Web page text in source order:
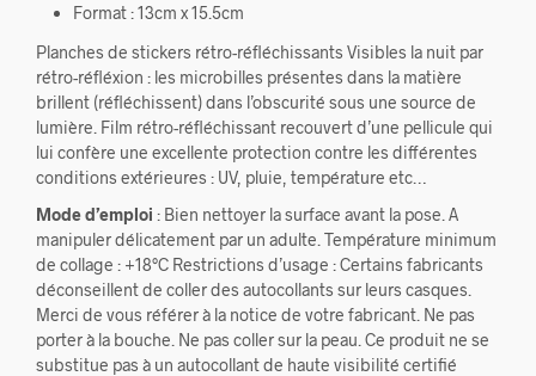
Format : 13cm x 15.5cm
Planches de stickers rétro-réfléchissants Visibles la nuit par
rétro-réfléxion : les microbilles présentes dans la matière
brillent (réfléchissent) dans l’obscurité sous une source de
lumière. Film rétro-réfléchissant recouvert d’une pellicule qui
lui confère une excellente protection contre les différentes
conditions extérieures : UV, pluie, température etc…
Mode d’emploi : Bien nettoyer la surface avant la pose. A
manipuler délicatement par un adulte. Température minimum
de collage : +18°C Restrictions d’usage : Certains fabricants
déconseillent de coller des autocollants sur leurs casques.
Merci de vous référer à la notice de votre fabricant. Ne pas
porter à la bouche. Ne pas coller sur la peau. Ce produit ne se
substitue pas à un autocollant de haute visibilité certifié